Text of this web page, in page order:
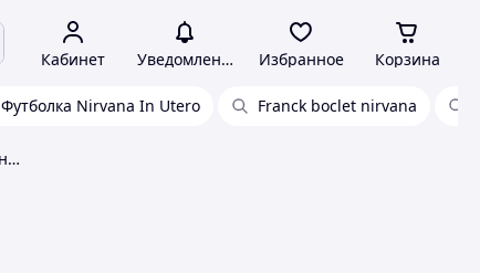
Кабинет Уведомления Избранное Корзина
Футболка Nirvana In Utero Franck boclet nirvana
Футболка нирвана nirvana нирвана nirvana